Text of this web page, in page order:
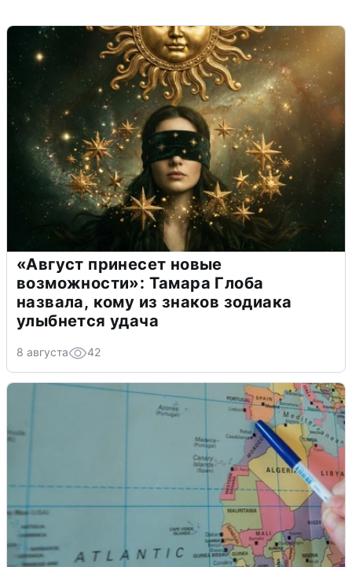
«Август принесет новые
возможности»: Тамара Глоба
назвала, кому из знаков зодиака
улыбнется удача
8 августа 42